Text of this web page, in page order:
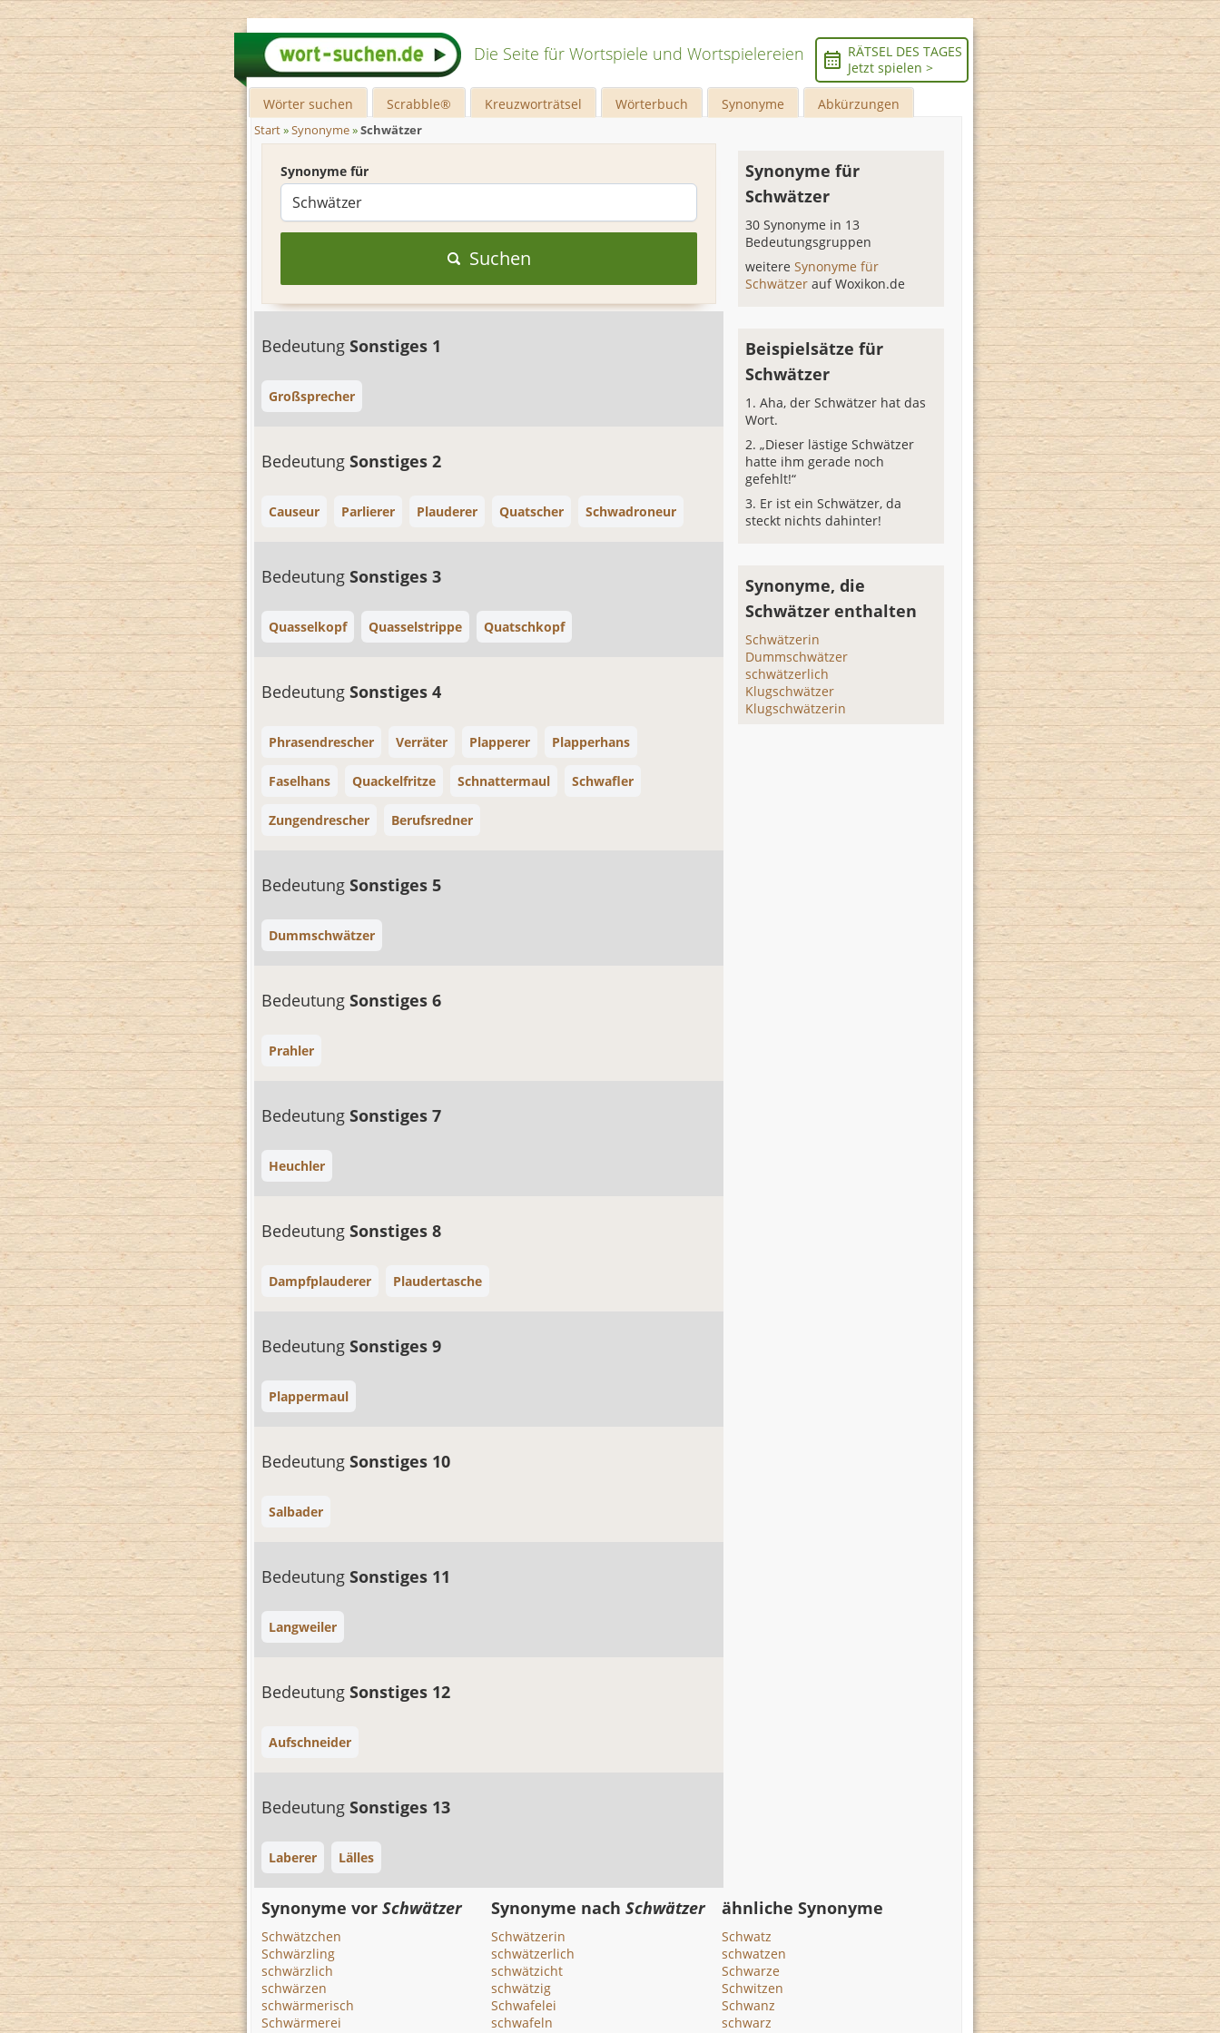
Die Seite für Wortspiele und Wortspielereien
RÄTSEL DES TAGES
Jetzt spielen >
Wörter suchen Scrabble® Kreuzworträtsel Wörterbuch Synonyme Abkürzungen
Start»Synonyme»Schwätzer
Synonyme für
Suchen
Bedeutung Sonstiges 1
Großsprecher
Bedeutung Sonstiges 2
Causeur Parlierer Plauderer Quatscher Schwadroneur
Bedeutung Sonstiges 3
Quasselkopf Quasselstrippe Quatschkopf
Bedeutung Sonstiges 4
Phrasendrescher Verräter Plapperer Plapperhans
Faselhans Quackelfritze Schnattermaul Schwafler
Zungendrescher Berufsredner
Bedeutung Sonstiges 5
Dummschwätzer
Bedeutung Sonstiges 6
Prahler
Bedeutung Sonstiges 7
Heuchler
Bedeutung Sonstiges 8
Dampfplauderer Plaudertasche
Bedeutung Sonstiges 9
Plappermaul
Bedeutung Sonstiges 10
Salbader
Bedeutung Sonstiges 11
Langweiler
Bedeutung Sonstiges 12
Aufschneider
Bedeutung Sonstiges 13
Laberer Lälles
Synonyme für
Schwätzer
30 Synonyme in 13
Bedeutungsgruppen
weitereSynonyme für
Schwätzerauf Woxikon.de
Beispielsätze für
Schwätzer
Aha, der Schwätzer hat das
Wort.
„Dieser lästige Schwätzer
hatte ihm gerade noch
gefehlt!“
Er ist ein Schwätzer, da
steckt nichts dahinter!
Synonyme, die
Schwätzer enthalten
Schwätzerin
Dummschwätzer
schwätzerlich
Klugschwätzer
Klugschwätzerin
Synonyme vor Schwätzer
Schwätzchen
Schwärzling
schwärzlich
schwärzen
schwärmerisch
Schwärmerei
Synonyme nachSchwätzer
Schwätzerin
schwätzerlich
schwätzicht
schwätzig
Schwafelei
schwafeln
ähnliche Synonyme
Schwatz
schwatzen
Schwarze
Schwitzen
Schwanz
schwarz